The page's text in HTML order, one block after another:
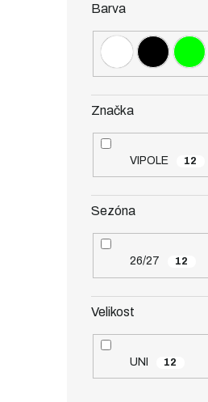
Velikost
UNI 12
Barva
Značka
VIPOLE 12
Sezóna
26/27 12